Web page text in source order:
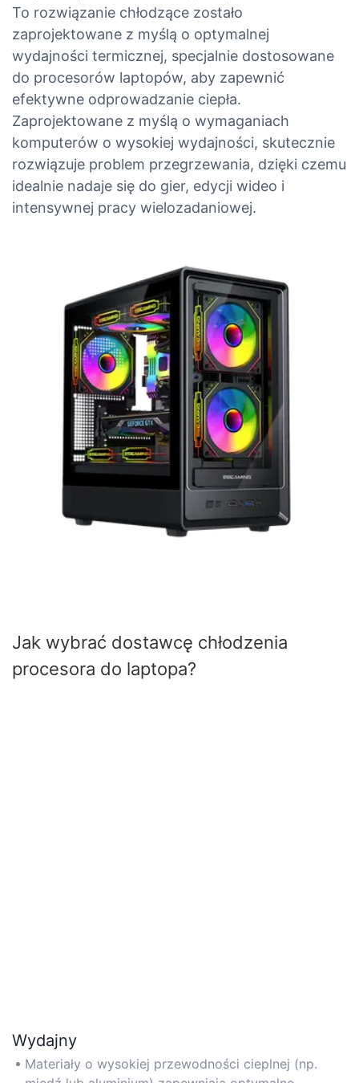
To rozwiązanie chłodzące zostało
zaprojektowane z myślą o optymalnej
wydajności termicznej, specjalnie dostosowane
do procesorów laptopów, aby zapewnić
efektywne odprowadzanie ciepła.
Zaprojektowane z myślą o wymaganiach
komputerów o wysokiej wydajności, skutecznie
rozwiązuje problem przegrzewania, dzięki czemu
idealnie nadaje się do gier, edycji wideo i
intensywnej pracy wielozadaniowej.
Jak wybrać dostawcę chłodzenia
procesora do laptopa?
Wydajny
Materiały o wysokiej przewodności cieplnej (np.